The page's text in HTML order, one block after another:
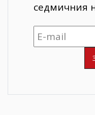
седмичния